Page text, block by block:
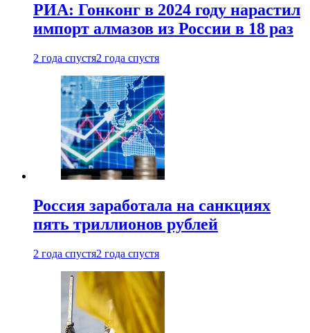
РИА: Гонконг в 2024 году нарастил
импорт алмазов из России в 18 раз
2 года спустя2 года спустя
Россия заработала на санкциях
пять триллионов рублей
2 года спустя2 года спустя